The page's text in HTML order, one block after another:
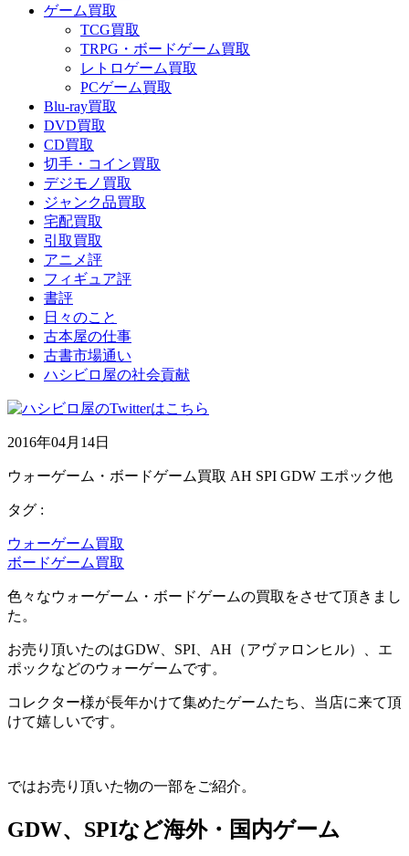
ゲーム買取
TCG買取
TRPG・ボードゲーム買取
レトロゲーム買取
PCゲーム買取
Blu-ray買取
DVD買取
CD買取
切手・コイン買取
デジモノ買取
ジャンク品買取
宅配買取
引取買取
アニメ評
フィギュア評
書評
日々のこと
古本屋の仕事
古書市場通い
ハシビロ屋の社会貢献
2016年04月14日
ウォーゲーム・ボードゲーム買取 AH SPI GDW エポック他
タグ :
ウォーゲーム買取
ボードゲーム買取
色々なウォーゲーム・ボードゲームの買取をさせて頂きまし
た。
お売り頂いたのはGDW、SPI、AH（アヴァロンヒル）、エ
ポックなどのウォーゲームです。
コレクター様が長年かけて集めたゲームたち、当店に来て頂
けて嬉しいです。
ではお売り頂いた物の一部をご紹介。
GDW、SPIなど海外・国内ゲーム